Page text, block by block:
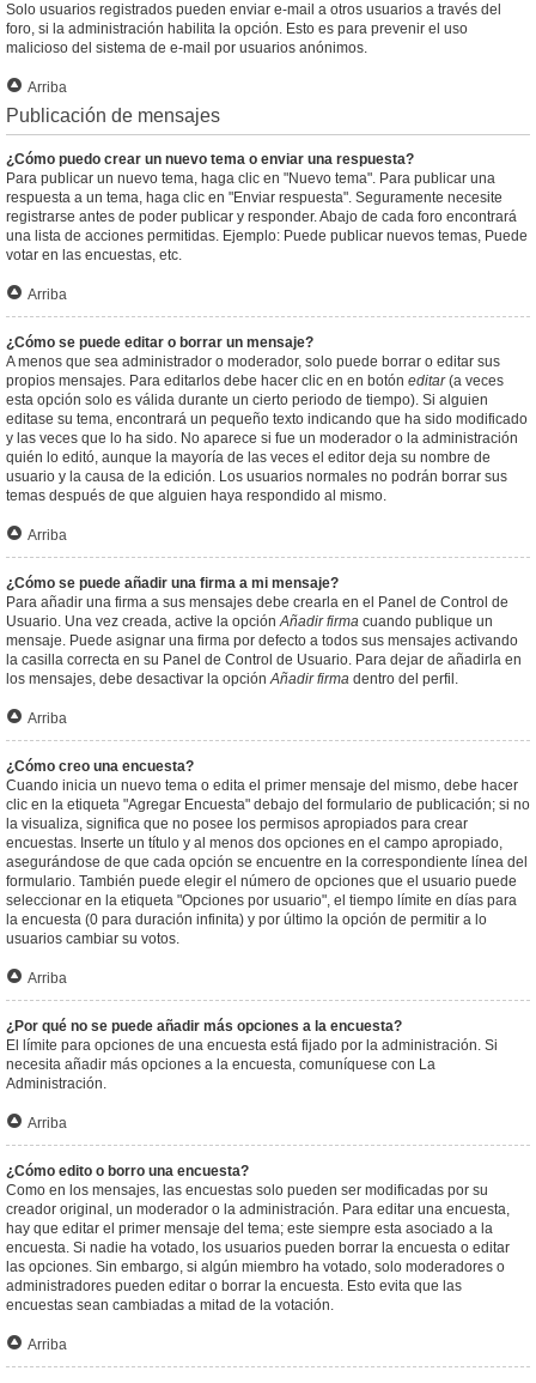
Solo usuarios registrados pueden enviar e-mail a otros usuarios a través del
foro, si la administración habilita la opción. Esto es para prevenir el uso
malicioso del sistema de e-mail por usuarios anónimos.
Arriba
Publicación de mensajes
¿Cómo puedo crear un nuevo tema o enviar una respuesta?
Para publicar un nuevo tema, haga clic en "Nuevo tema". Para publicar una
respuesta a un tema, haga clic en "Enviar respuesta". Seguramente necesite
registrarse antes de poder publicar y responder. Abajo de cada foro encontrará
una lista de acciones permitidas. Ejemplo: Puede publicar nuevos temas, Puede
votar en las encuestas, etc.
Arriba
¿Cómo se puede editar o borrar un mensaje?
A menos que sea administrador o moderador, solo puede borrar o editar sus
propios mensajes. Para editarlos debe hacer clic en en botón editar(a veces
esta opción solo es válida durante un cierto periodo de tiempo). Si alguien
editase su tema, encontrará un pequeño texto indicando que ha sido modificado
y las veces que lo ha sido. No aparece si fue un moderador o la administración
quién lo editó, aunque la mayoría de las veces el editor deja su nombre de
usuario y la causa de la edición. Los usuarios normales no podrán borrar sus
temas después de que alguien haya respondido al mismo.
Arriba
¿Cómo se puede añadir una firma a mi mensaje?
Para añadir una firma a sus mensajes debe crearla en el Panel de Control de
Usuario. Una vez creada, active la opciónAñadir firma cuando publique un
mensaje. Puede asignar una firma por defecto a todos sus mensajes activando
la casilla correcta en su Panel de Control de Usuario. Para dejar de añadirla en
los mensajes, debe desactivar la opciónAñadir firma dentro del perfil.
Arriba
¿Cómo creo una encuesta?
Cuando inicia un nuevo tema o edita el primer mensaje del mismo, debe hacer
clic en la etiqueta "Agregar Encuesta" debajo del formulario de publicación; si no
la visualiza, significa que no posee los permisos apropiados para crear
encuestas. Inserte un título y al menos dos opciones en el campo apropiado,
asegurándose de que cada opción se encuentre en la correspondiente línea del
formulario. También puede elegir el número de opciones que el usuario puede
seleccionar en la etiqueta "Opciones por usuario", el tiempo límite en días para
la encuesta (0 para duración infinita) y por último la opción de permitir a lo
usuarios cambiar su votos.
Arriba
¿Por qué no se puede añadir más opciones a la encuesta?
El límite para opciones de una encuesta está fijado por la administración. Si
necesita añadir más opciones a la encuesta, comuníquese con La
Administración.
Arriba
¿Cómo edito o borro una encuesta?
Como en los mensajes, las encuestas solo pueden ser modificadas por su
creador original, un moderador o la administración. Para editar una encuesta,
hay que editar el primer mensaje del tema; este siempre esta asociado a la
encuesta. Si nadie ha votado, los usuarios pueden borrar la encuesta o editar
las opciones. Sin embargo, si algún miembro ha votado, solo moderadores o
administradores pueden editar o borrar la encuesta. Esto evita que las
encuestas sean cambiadas a mitad de la votación.
Arriba